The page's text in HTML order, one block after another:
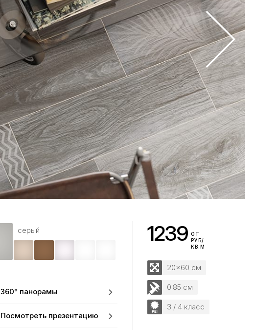
серый
360° панорамы
Посмотреть презентацию
1239 ОТ
РУБ/
КВ.М
20x60 см
0.85 см
3 / 4 класс